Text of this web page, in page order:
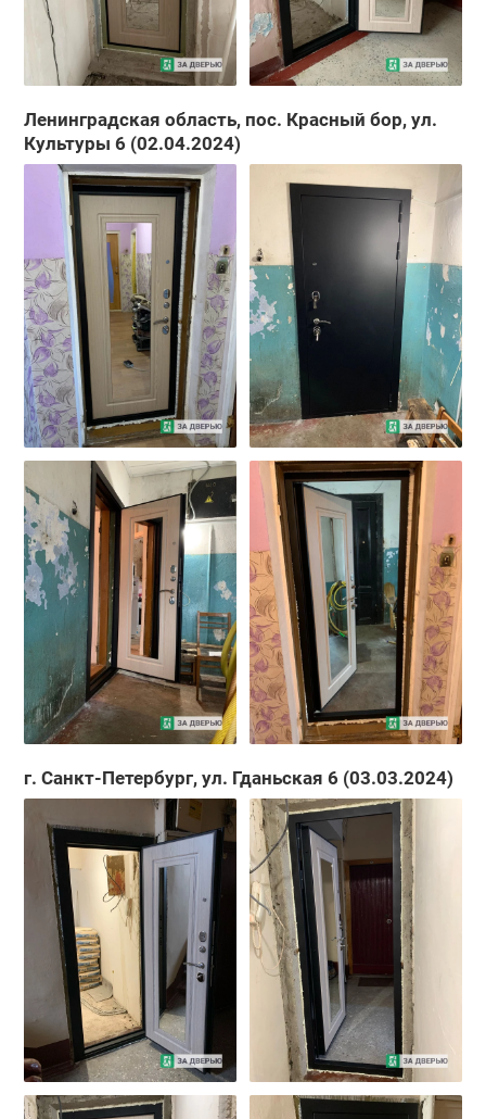
Ленинградская область, пос. Красный бор, ул.
Культуры 6 (02.04.2024)
г. Санкт-Петербург, ул. Гданьская 6 (03.03.2024)